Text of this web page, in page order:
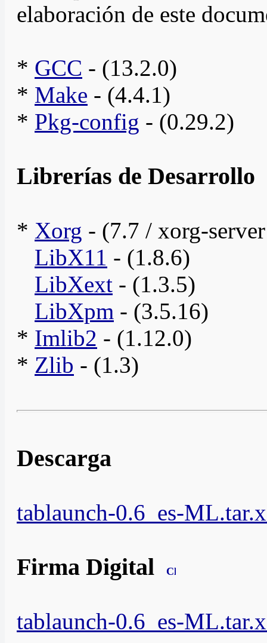
elaboración de este
* GCC - (13.2.0)
* Make - (4.4.1)
* Pkg-config - (0.29.2)
Librerías de Desarrollo
* Xorg - (7.7 / xorg-
LibX11 - (1.8.6)
LibXext - (1.3.5)
LibXpm - (3.5.16)
* Imlib2 - (1.12.0)
* Zlib - (1.3)
Descarga
tablaunch-0.6_es-
Firma Digital
tablaunch-0.6_es-